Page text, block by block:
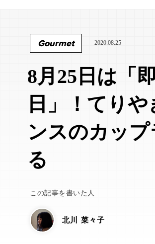
Gourmet 2020.08.25
8月25日は「
日」！てり
ンスのカッ
る
この記事を書いた人
北川 菜々子